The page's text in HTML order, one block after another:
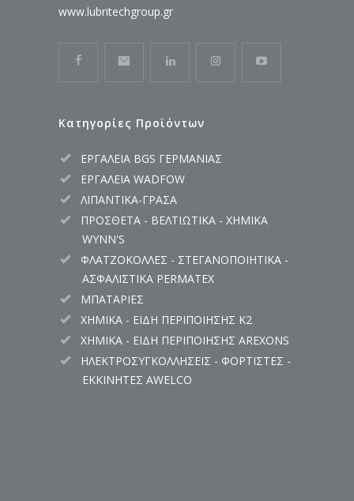
www.lubritechgroup.gr
Κατηγορίες Προϊόντων
ΕΡΓΑΛΕΙΑ BGS ΓΕΡΜΑΝΙΑΣ
ΕΡΓΑΛΕΙΑ WADFOW
ΛΙΠΑΝΤΙΚΑ-ΓΡΑΣΑ
ΠΡΟΣΘΕΤΑ - ΒΕΛΤΙΩΤΙΚΑ - ΧΗΜΙΚΑ
WYNN'S
ΦΛΑΤΖΟΚΟΛΛΕΣ - ΣΤΕΓΑΝΟΠΟΙΗΤΙΚΑ -
ΑΣΦΑΛΙΣΤΙΚΑ PERMATEX
ΜΠΑΤΑΡΙΕΣ
ΧΗΜΙΚΑ - ΕΙΔΗ ΠΕΡΙΠΟΙΗΣΗΣ K2
ΧΗΜΙΚΑ - ΕΙΔΗ ΠΕΡΙΠΟΙΗΣΗΣ AREXONS
ΗΛΕΚΤΡΟΣΥΓΚΟΛΛΗΣΕΙΣ - ΦΟΡΤΙΣΤΕΣ -
ΕΚΚΙΝΗΤΕΣ AWELCO